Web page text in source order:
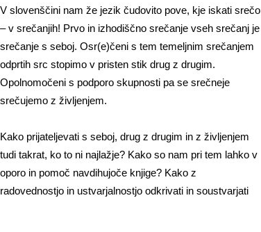
V slovenščini nam že jezik čudovito pove, kje iskati srečo
– v srečanjih! Prvo in izhodiščno srečanje vseh srečanj je
srečanje s seboj. Osr(e)čeni s tem temeljnim srečanjem
odprtih src stopimo v pristen stik drug z drugim.
Opolnomočeni s podporo skupnosti pa se srečneje
srečujemo z življenjem.
Kako prijateljevati s seboj, drug z drugim in z življenjem
tudi takrat, ko to ni najlažje? Kako so nam pri tem lahko v
oporo in pomoč navdihujoče knjige? Kako z
radovednostjo in ustvarjalnostjo odkrivati in soustvarjati